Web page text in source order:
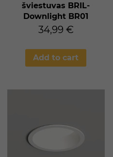
šviestuvas BRIL-
Downlight BR01
34,99 €
Add to cart